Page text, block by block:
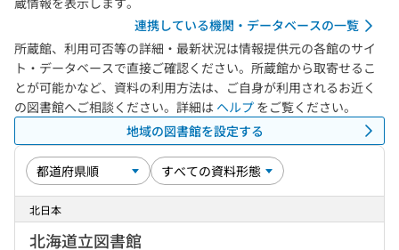
連携している機関・データベースの一覧
所蔵館、利用可否等の詳細・最新状況は情報提供元の各館のサイ
ト・データベースで直接ご確認ください。所蔵館から取寄せるこ
とが可能かなど、資料の利用方法は、ご自身が利用されるお近く
の図書館へご相談ください。詳細は ヘルプ をご覧ください。
地域の図書館を設定する
北日本
北海道立図書館